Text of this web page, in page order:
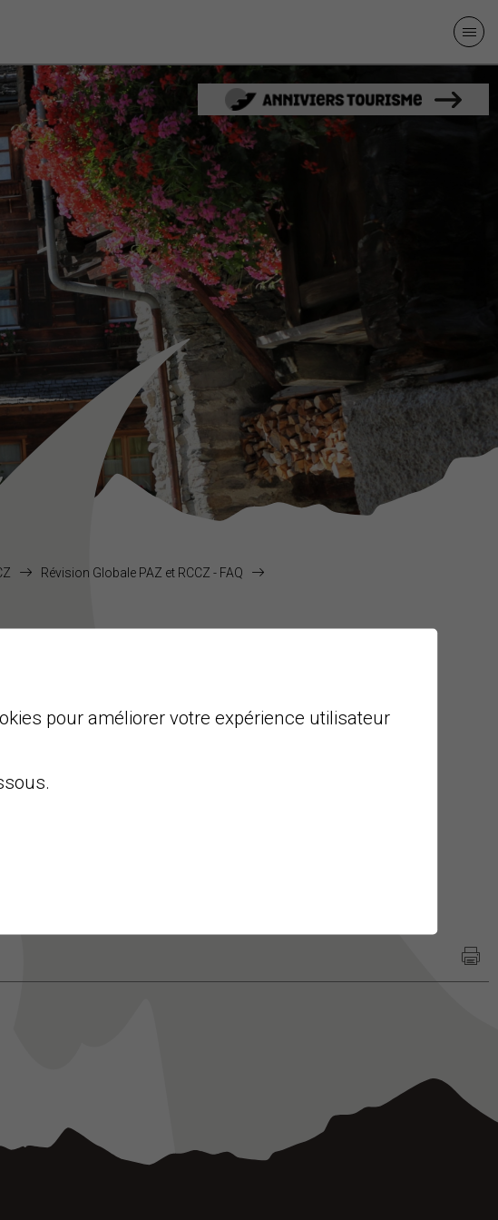
Révision Globale PAZ et RCCZ - FAQ
NOUVELLE INITIATIVE...
ne peut pas modifier une loi fédérale et se doit de l’appliquer.
pour améliorer votre expérience utilisateur